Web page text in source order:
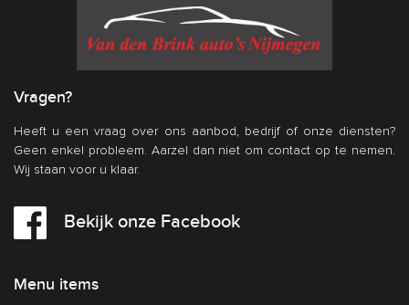
Vragen?
Heeft u een vraag over ons aanbod, bedrijf of onze diensten?
Geen enkel probleem. Aarzel dan niet om contact op te nemen.
Wij staan voor u klaar.
Bekijk onze Facebook
Menu items